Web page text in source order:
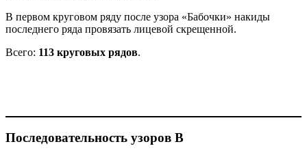
В первом круговом ряду после узора «Бабочки» накиды
последнего ряда провязать лицевой скрещенной.
Всего: 113 круговых рядов.
Последовательность узоров В